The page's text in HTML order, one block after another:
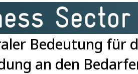
Aktuelle Kursangebote
Expert Meeting on AI
TVET
Bedeutung für
an den